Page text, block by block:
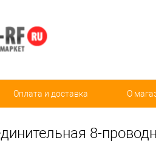
Оплата и доставка О
8-